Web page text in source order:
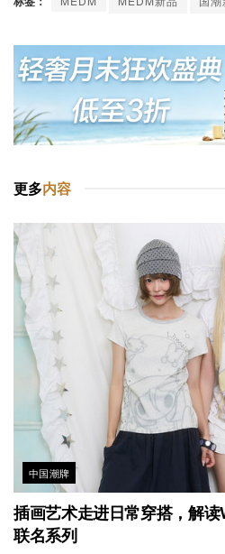
更多内容
中国潮牌
插画艺术走进日常穿搭，解
联名系列